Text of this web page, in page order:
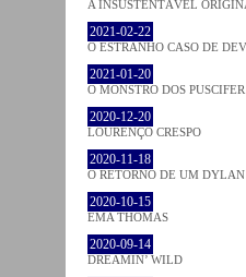
A INSUSTENTÁVEL
2021-02-22
O ESTRANHO CASO DE
2021-01-20
O MONSTRO DOS PUSCIFER
2020-12-20
LOURENÇO CRESPO
2020-11-18
O RETORNO DE UM DYLAN
2020-10-15
EMA THOMAS
2020-09-14
DREAMIN’ WILD